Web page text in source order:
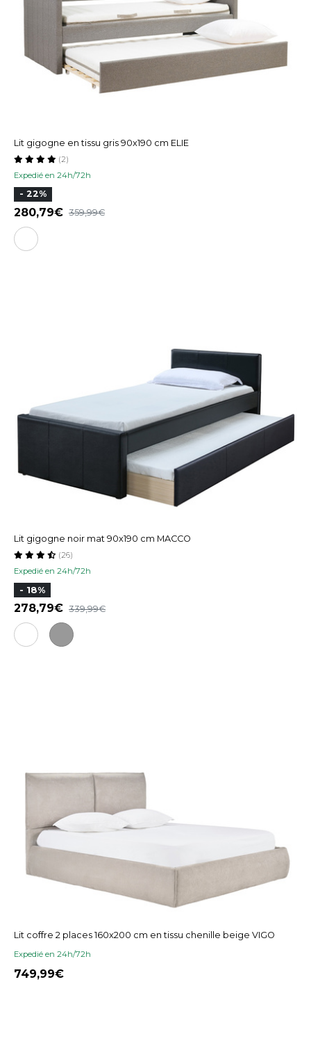
Lit gigogne en tissu gris 90x190 cm ELIE
Expedié en 24h/72h
(2)
- 22%
280,79 359,99
Lit gigogne noir mat 90x190 cm MACCO
Expedié en 24h/72h
(26)
- 18%
278,79 339,99
Lit coffre 2 places 160x200 cm en tissu chenille beige VIGO
Expedié en 24h/72h
749,99